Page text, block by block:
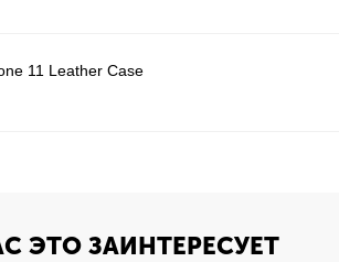
11 Leather Case
ЭТО ЗАИНТЕРЕСУЕТ